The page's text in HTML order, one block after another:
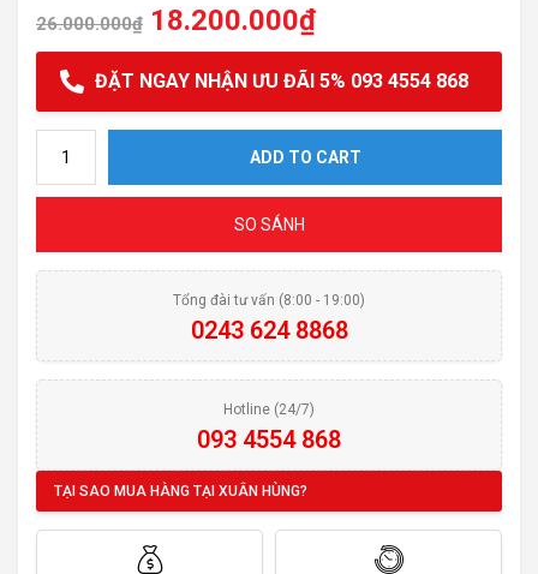
26.000.000₫ 18.200.000₫
ĐẶT NGAY NHẬN ƯU ĐÃI 5% 093 4554 868
ADD TO CART
SO SÁNH
Tổng đài tư vấn (8:00 - 19:00)
0243 624 8868
Hotline (24/7)
093 4554 868
TẠI SAO MUA HÀNG TẠI XUÂN HÙNG?